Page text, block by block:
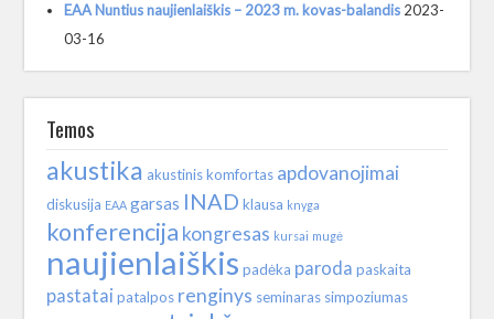
EAA Nuntius naujienlaiškis – 2023 m. kovas-balandis 2023-
03-16
Temos
akustika akustinis komfortas apdovanojimai
diskusija EAA garsas INAD klausa knyga
konferencija kongresas kursai mugė
naujienlaiškis padėka paroda paskaita
pastatai patalpos renginys seminaras simpoziumas